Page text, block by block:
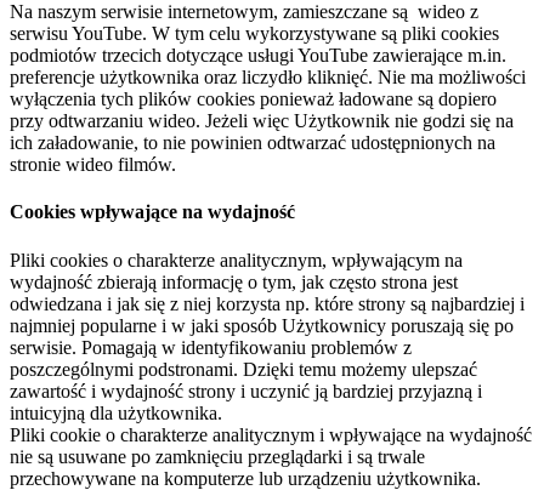
Na naszym serwisie internetowym, zamieszczane są wideo z
serwisu YouTube. W tym celu wykorzystywane są pliki cookies
podmiotów trzecich dotyczące usługi YouTube zawierające m.in.
preferencje użytkownika oraz liczydło kliknięć. Nie ma możliwości
wyłączenia tych plików cookies ponieważ ładowane są dopiero
przy odtwarzaniu wideo. Jeżeli więc Użytkownik nie godzi się na
ich załadowanie, to nie powinien odtwarzać udostępnionych na
stronie wideo filmów.
Cookies wpływające na wydajność
Pliki cookies o charakterze analitycznym, wpływającym na
wydajność zbierają informację o tym, jak często strona jest
odwiedzana i jak się z niej korzysta np. które strony są najbardziej i
najmniej popularne i w jaki sposób Użytkownicy poruszają się po
serwisie. Pomagają w identyfikowaniu problemów z
poszczególnymi podstronami. Dzięki temu możemy ulepszać
zawartość i wydajność strony i uczynić ją bardziej przyjazną i
intuicyjną dla użytkownika.
Pliki cookie o charakterze analitycznym i wpływające na wydajność
nie są usuwane po zamknięciu przeglądarki i są trwale
przechowywane na komputerze lub urządzeniu użytkownika.